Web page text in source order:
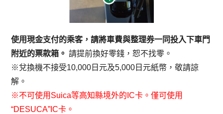
使用現金支付的乘客，請將車費與整理券一同投入下車門
附近的票款箱。 請提前換好零錢，恕不找零。
※兌換機不接受10,000日元及5,000日元紙幣，敬請諒
解。
※不可使用Suica等高知縣境外的IC卡。僅可使用
“DESUCA”IC卡。